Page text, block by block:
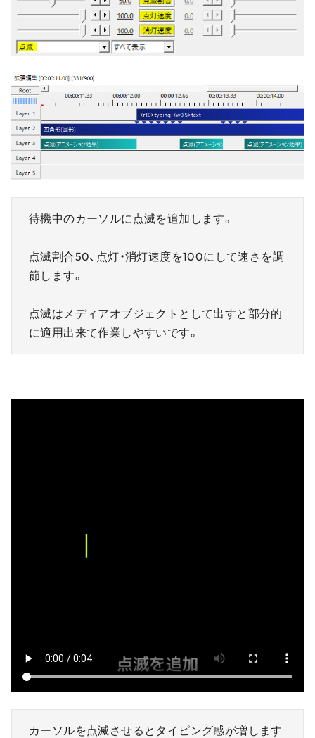
待機中のカーソルに点滅を追加します。
点滅割合50、点灯・消灯速度を100にして速さを調
節します。
点滅はメディアオブジェクトとして出すと部分的
に適用出来て作業しやすいです。
カーソルを点滅させるとタイピング感が増します